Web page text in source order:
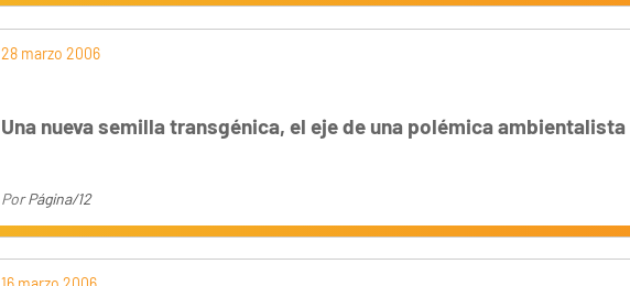
28 marzo 2006
Una nueva semilla transgénica, el eje de una polémica ambientalista
PorPágina/12